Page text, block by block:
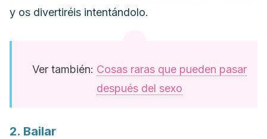
y os divertiréis intentándolo.
Ver también: Cosas raras que pueden pasar
después del sexo
2. Bailar